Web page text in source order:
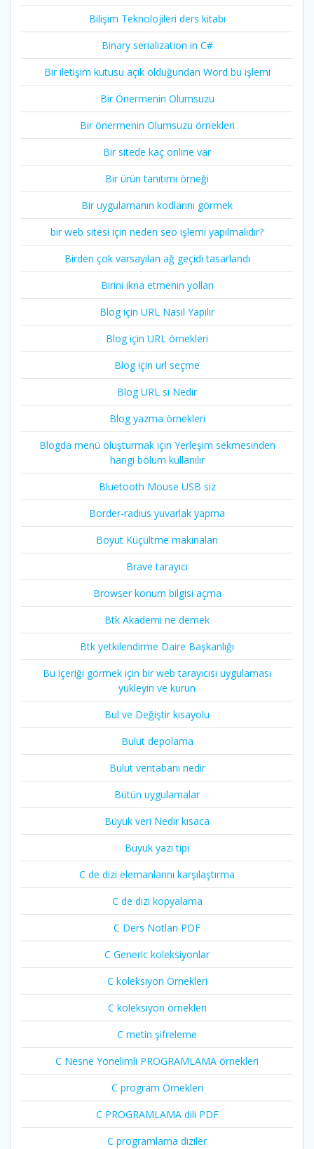
Bilişim Teknolojileri ders kitabı
Binary serialization in C#
Bir iletişim kutusu açık olduğundan Word bu işlemi
Bir Önermenin Olumsuzu
Bir önermenin Olumsuzu örnekleri
Bir sitede kaç online var
Bir ürün tanıtımı örneği
Bir uygulamanın kodlarını görmek
bir web sitesi için neden seo işlemi yapılmalıdır?
Birden çok varsayılan ağ geçidi tasarlandı
Birini ikna etmenin yolları
Blog için URL Nasıl Yapılır
Blog için URL örnekleri
Blog için url seçme
Blog URL si Nedir
Blog yazma örnekleri
Blogda menü oluşturmak için Yerleşim sekmesinden
hangi bölüm kullanılır
Bluetooth Mouse USB siz
Border-radius yuvarlak yapma
Boyut Küçültme makinaları
Brave tarayıcı
Browser konum bilgisi açma
Btk Akademi ne demek
Btk yetkilendirme Daire Başkanlığı
Bu içeriği görmek için bir web tarayıcısı uygulaması
yükleyin ve kurun
Bul ve Değiştir kısayolu
Bulut depolama
Bulut veritabanı nedir
Bütün uygulamalar
Büyük veri Nedir kısaca
Büyük yazı tipi
C de dizi elemanlarını karşılaştırma
C de dizi kopyalama
C Ders Notları PDF
C Generic koleksiyonlar
C koleksiyon Örnekleri
C koleksiyon örnekleri
C metin şifreleme
C Nesne Yönelimli PROGRAMLAMA örnekleri
C program Örnekleri
C PROGRAMLAMA dili PDF
C programlama diziler